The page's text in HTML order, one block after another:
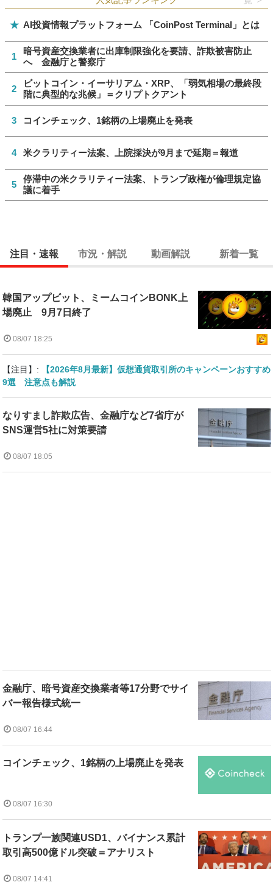
★ AI投資情報プラットフォーム 「CoinPost Terminal」とは
1
暗号資産交換業者に出庫制限強化を要請、詐欺被害防止
へ 金融庁と警察庁
2
ビットコイン・イーサリアム・XRP、「弱気相場の最終段
階に典型的な兆候」＝クリプトクアント
3 コインチェック、1銘柄の上場廃止を発表
4 米クラリティー法案、上院採決が9月まで延期＝報道
5
停滞中の米クラリティー法案、トランプ政権が倫理規定協
議に着手
注目・速報 市況・解説 動画解説 新着一覧
韓国アップビット、ミームコインBONK上
場廃止 9月7日終了
08/07 18:25
【注目】:
【2026年8月最新】仮想通貨取引所のキャンペーンおすすめ
9選 注意点も解説
なりすまし詐欺広告、金融庁など7省庁が
SNS運営5社に対策要請
08/07 18:05
金融庁、暗号資産交換業者等17分野でサイ
バー報告様式統一
08/07 16:44
コインチェック、1銘柄の上場廃止を発表
08/07 16:30
トランプ一族関連USD1、バイナンス累計
取引高500億ドル突破＝アナリスト
08/07 14:41